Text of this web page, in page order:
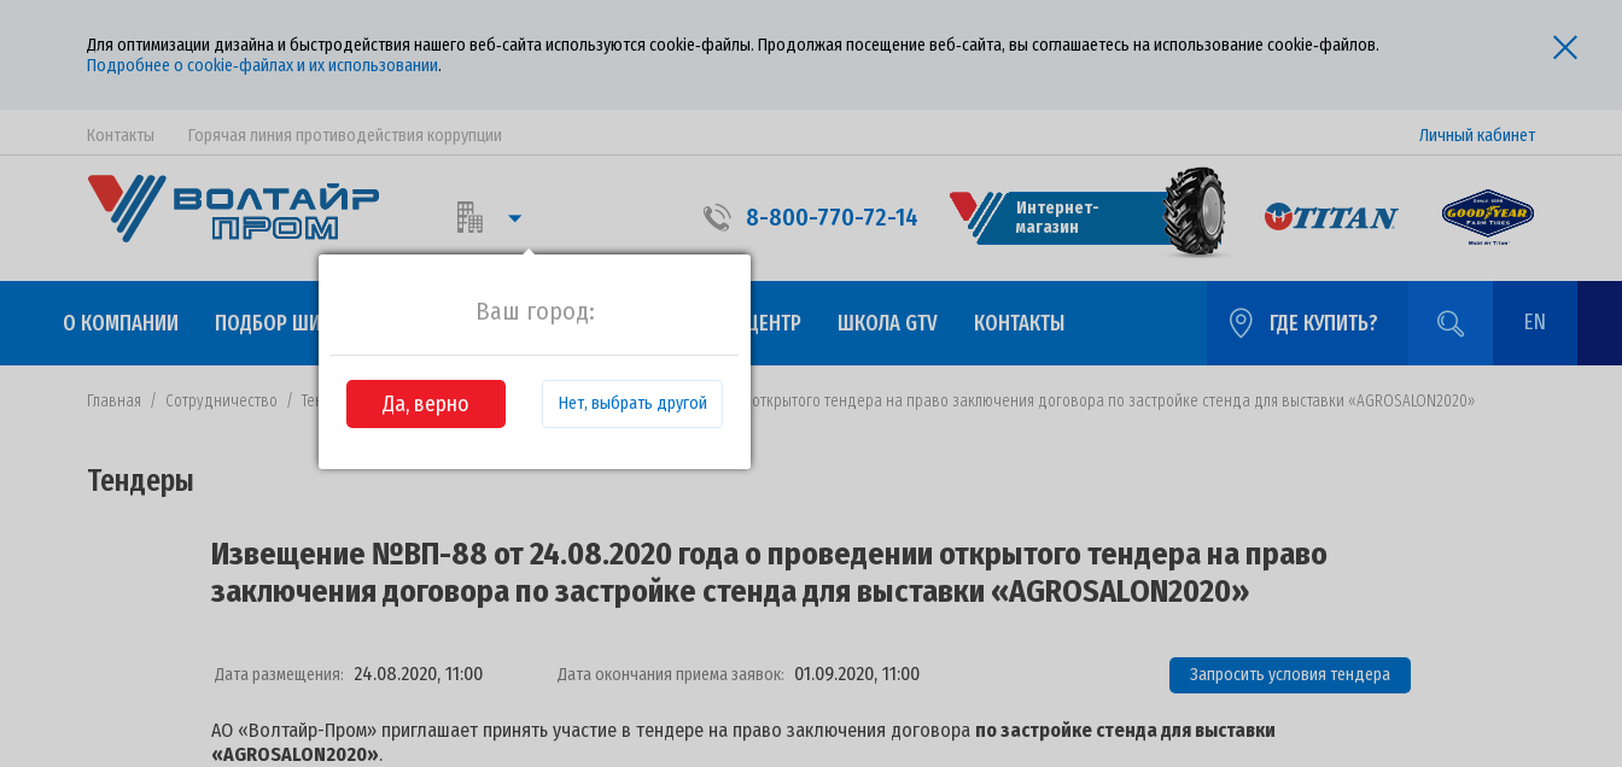
Для оптимизации дизайна и быстродействия нашего веб‑сайта используются cookie‑файлы. Продолжая посещение веб‑сайта, вы соглашаетесь на использование cookie‑файлов.
Подробнее о cookie‑файлах и их использовании.
Контакты Горячая линия противодействия коррупции Личный кабинет
Ваш город:
Да, верно Нет, выбрать другой
8-800-770-72-14
Интернет-
магазин
О КОМПАНИИ ПОДБОР ШИН СОТРУДНИЧЕСТВО ПРЕСС-ЦЕНТР ШКОЛА GTV КОНТАКТЫ ГДЕ КУПИТЬ? EN
Главная / Сотрудничество / Тендеры Извещение №ВП-88 от 24.08.2020 года о проведении открытого тендера на право заключения договора по застройке стенда для выставки «AGROSALON2020»
Тендеры
Извещение №ВП-88 от 24.08.2020 года о проведении открытого тендера на право
заключения договора по застройке стенда для выставки «AGROSALON2020»
Дата размещения: 24.08.2020, 11:00 Дата окончания приема заявок: 01.09.2020, 11:00 Запросить условия тендера
АО «Волтайр-Пром» приглашает принять участие в тендере на право заключения договора по застройке стенда для выставки
«AGROSALON2020».